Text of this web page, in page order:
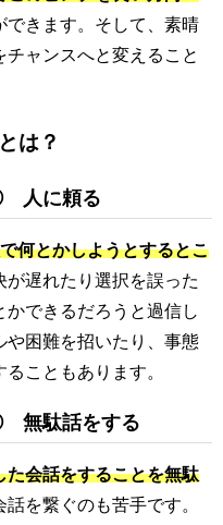
できます。そして、素晴
ャンスへと変えること
は？
人に頼る
何とかしようとするとこ
が遅れたり選択を誤った
かできるだろうと過信し
や困難を招いたり、事態
こともあります。
無駄話をする
た会話をすることを無駄
話を繋ぐのも苦手です。